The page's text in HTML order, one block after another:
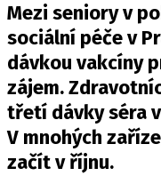
Mezi seniory v
sociální péče v
dávkou vakcíny
zájem.
třetí dávky séra
V mnohých
začít v říjnu.